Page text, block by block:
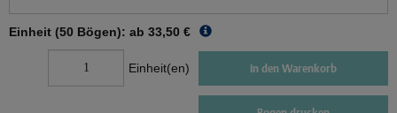
Einheit (50 Bögen): ab 33,50 €
Einheit(en) In den Warenkorb